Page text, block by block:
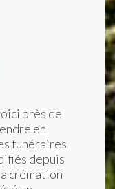
près de
en
funéraires
depuis
crémation